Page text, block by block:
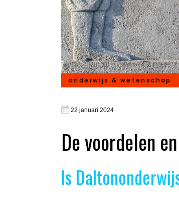
onderwijs & wetenschap
22 januari 2024
De voordelen
Is